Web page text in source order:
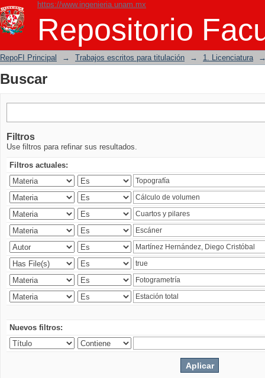
https://www.ingenieria.unam.mx
Repositorio
Buscar
RepoFI Principal → Trabajos escritos para titulación → 1. Licenciatura
Buscar
Filtros
Use filtros para refinar sus resultados.
Filtros actuales:
Nuevos filtros: